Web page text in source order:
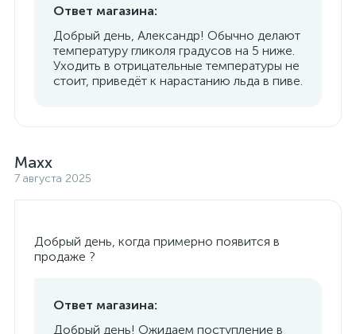
Ответ магазина:
Добрый день, Александр! Обычно делают
температуру гликоля градусов на 5 ниже.
Уходить в отрицательные температуры не
стоит, приведёт к нарастанию льда в пиве.
Maxx
7 августа 2025
Добрый день, когда примерно появится в
продаже ?
Ответ магазина:
Добрый день! Ожидаем поступление в